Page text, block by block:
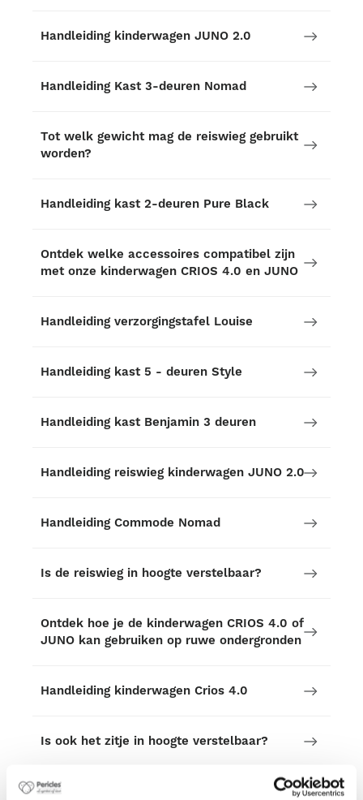
Handleiding kinderwagen JUNO 2.0
Handleiding Kast 3-deuren Nomad
Tot welk gewicht mag de reiswieg gebruikt
worden?
Handleiding kast 2-deuren Pure Black
Ontdek welke accessoires compatibel zijn
met onze kinderwagen CRIOS 4.0 en JUNO
Handleiding verzorgingstafel Louise
Handleiding kast 5 - deuren Style
Handleiding kast Benjamin 3 deuren
Handleiding reiswieg kinderwagen JUNO 2.0
Handleiding Commode Nomad
Is de reiswieg in hoogte verstelbaar?
Ontdek hoe je de kinderwagen CRIOS 4.0 of
JUNO kan gebruiken op ruwe ondergronden
Handleiding kinderwagen Crios 4.0
Is ook het zitje in hoogte verstelbaar?
Alles wat je moet weten als je gaat een